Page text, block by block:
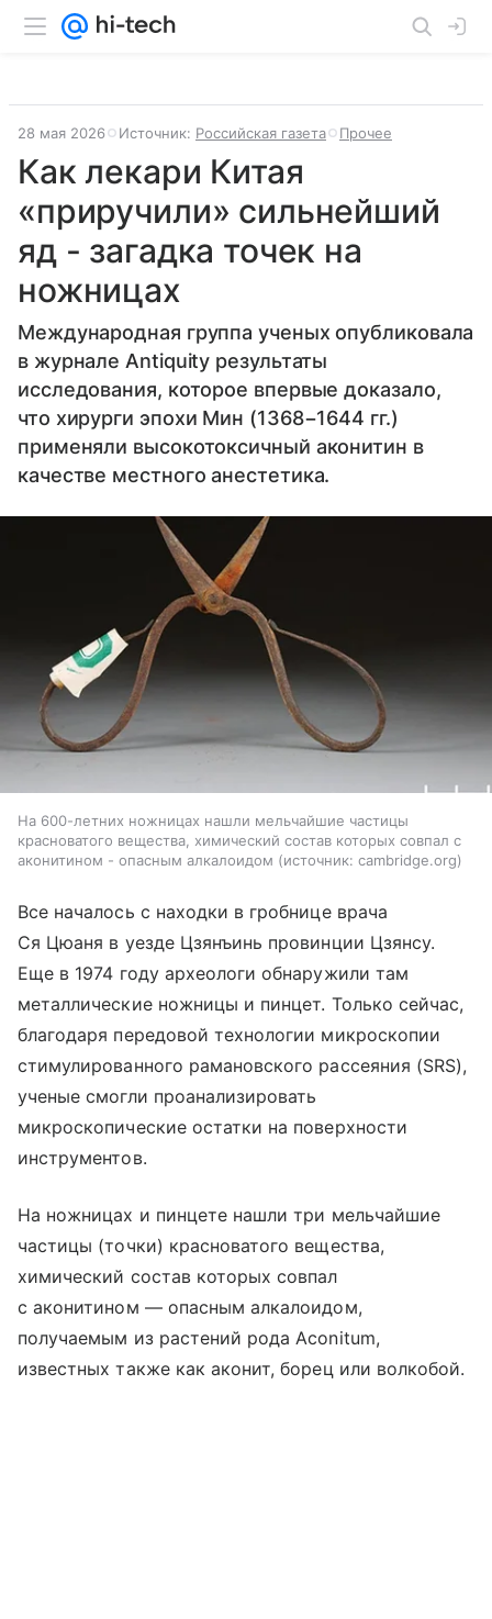
28 мая 2026 Источник: Российская газета Прочее
Как лекари Китая
«приручили» сильнейший
яд - загадка точек на
ножницах
Международная группа ученых опубликовала
в журнале Antiquity результаты
исследования, которое впервые доказало,
что хирурги эпохи Мин (1368−1644 гг.)
применяли высокотоксичный аконитин в
качестве местного анестетика.
На 600-летних ножницах нашли мельчайшие частицы
красноватого вещества, химический состав которых совпал с
аконитином - опасным алкалоидом
источник: cambridge.org
Все началось с находки в гробнице врача
Ся Цюаня в уезде Цзянъинь провинции Цзянсу.
Еще в 1974 году археологи обнаружили там
металлические ножницы и пинцет. Только сейчас,
благодаря передовой технологии микроскопии
стимулированного рамановского рассеяния (SRS),
ученые смогли проанализировать
микроскопические остатки на поверхности
инструментов.
На ножницах и пинцете нашли три мельчайшие
частицы (точки) красноватого вещества,
химический состав которых совпал
с аконитином — опасным алкалоидом,
получаемым из растений рода Aconitum,
известных также как аконит, борец или волкобой.